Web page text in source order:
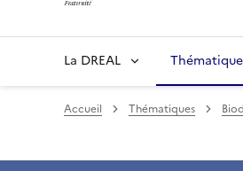
La DREAL
Accueil Thématiques